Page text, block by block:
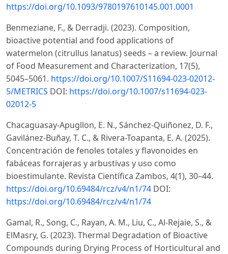
https://doi.org/10.1093/9780197610145.001.0001
Benmeziane, F., & Derradji. (2023). Composition,
bioactive potential and food applications of
watermelon (citrullus lanatus) seeds – a review. Journal
of Food Measurement and Characterization, 17(5),
5045–5061. https://doi.org/10.1007/S11694-023-02012-
5/METRICS DOI: https://doi.org/10.1007/s11694-023-
02012-5
Chacaguasay-Apugllon, E. N., Sánchez-Quiñonez, D. F.,
Gavilánez-Buñay, T. C., & Rivera-Toapanta, E. A. (2025).
Concentración de fenoles totales y flavonoides en
fabáceas forrajeras y arbustivas y uso como
bioestimulante. Revista Científica Zambos, 4(1), 30–44.
https://doi.org/10.69484/rcz/v4/n1/74 DOI:
https://doi.org/10.69484/rcz/v4/n1/74
Gamal, R., Song, C., Rayan, A. M., Liu, C., Al-Rejaie, S., &
ElMasry, G. (2023). Thermal Degradation of Bioactive
Compounds during Drying Process of Horticultural and